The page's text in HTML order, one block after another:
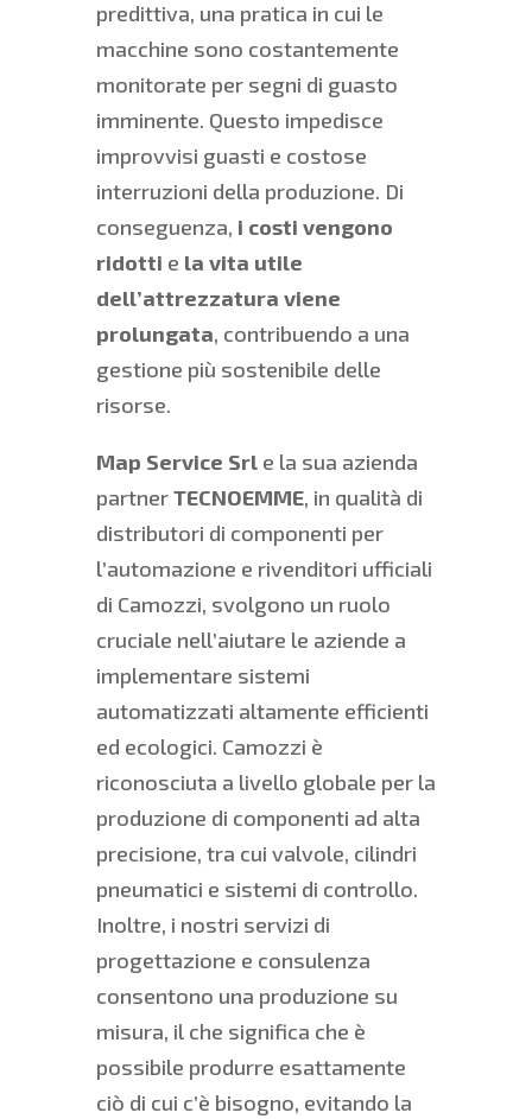
predittiva, una pratica in cui le
macchine sono costantemente
monitorate per segni di guasto
imminente. Questo impedisce
improvvisi guasti e costose
interruzioni della produzione. Di
conseguenza, i costi vengono
ridotti e la vita utile
dell’attrezzatura viene
prolungata, contribuendo a una
gestione più sostenibile delle
risorse.
Map Service Srle la sua azienda
partnerTECNOEMME, in qualità di
distributori di componenti per
l’automazione e rivenditori ufficiali
di Camozzi, svolgono un ruolo
cruciale nell’aiutare le aziende a
implementare sistemi
automatizzati altamente efficienti
ed ecologici. Camozzi è
riconosciuta a livello globale per la
produzione di componenti ad alta
precisione, tra cui valvole, cilindri
pneumatici e sistemi di controllo.
Inoltre, i nostri servizi di
progettazione e consulenza
consentono una produzione su
misura, il che significa che è
possibile produrre esattamente
ciò di cui c’è bisogno, evitando la